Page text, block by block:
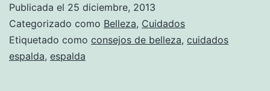
Publicada el 25 diciembre, 2013
Categorizado como Belleza, Cuidados
Etiquetado como consejos de belleza, cuidados
espalda, espalda